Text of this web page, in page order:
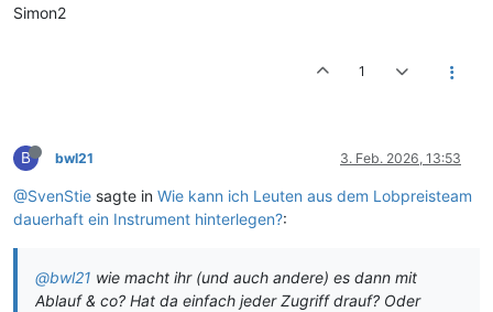
Simon2
1
B bwl21 3. Feb. 2026, 13:53
@SvenStie sagte in Wie kann ich Leuten aus dem Lobpreisteam
dauerhaft ein Instrument hinterlegen?:
@bwl21 wie macht ihr (und auch andere) es dann mit
Ablauf & co? Hat da einfach jeder Zugriff drauf? Oder